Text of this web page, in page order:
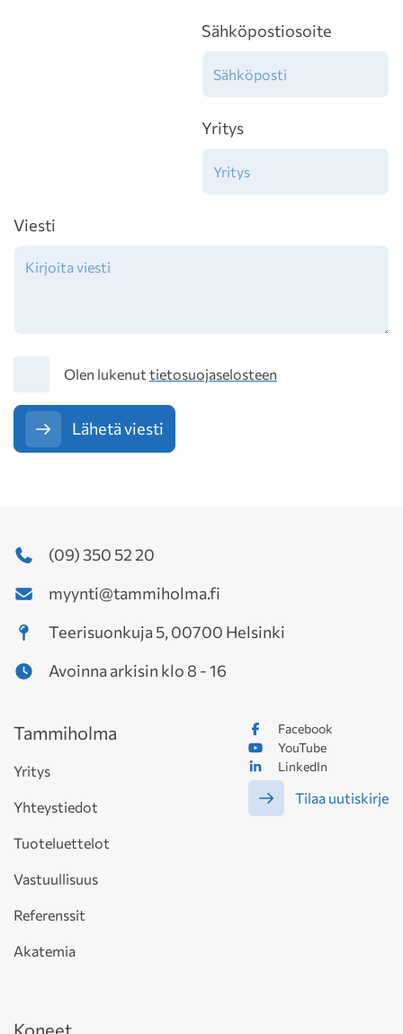
Sähköpostiosoite
Yritys
Viesti
TietosuojaOlen lukenut tietosuojaselosteen
Lähetä viesti
(09) 350 52 20
myynti@tammiholma.fi
Teerisuonkuja 5, 00700 Helsinki
Avoinna arkisin klo 8 - 16
Facebook
YouTube
LinkedIn
Tilaa uutiskirje
Tammiholma
Yritys
Yhteystiedot
Tuoteluettelot
Vastuullisuus
Referenssit
Akatemia
Koneet